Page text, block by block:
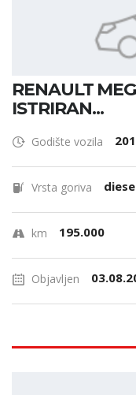
RENAULT
ISTRIRAN...
Godište vozila
Vrsta goriva
km 195.000
Objavljen